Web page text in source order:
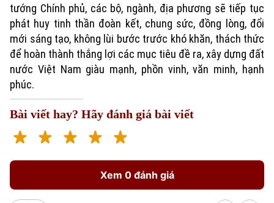
tướng Chính phủ, các bộ, ngành, địa phương sẽ tiếp tục
phát huy tinh thần đoàn kết, chung sức, đồng lòng, đổi
mới sáng tạo, không lùi bước trước khó khăn, thách thức
để hoàn thành thắng lợi các mục tiêu đề ra, xây dựng đất
nước Việt Nam giàu mạnh, phồn vinh, văn minh, hạnh
phúc.
Bài viết hay? Hãy đánh giá bài viết
Xem 0 đánh giá